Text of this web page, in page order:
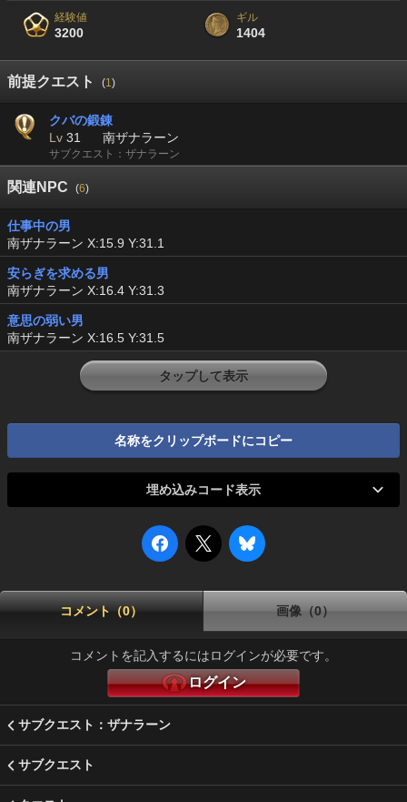
経験値
3200
ギル
1404
前提クエスト (1)
クバの鍛錬
Lv 31 南ザナラーン
サブクエスト：ザナラーン
関連NPC (6)
仕事中の男
南ザナラーン X:15.9 Y:31.1
安らぎを求める男
南ザナラーン X:16.4 Y:31.3
意思の弱い男
南ザナラーン X:16.5 Y:31.5
タップして表示
名称をクリップボードにコピー
埋め込みコード表示
コメント（0） 画像（0）
コメントを記入するにはログインが必要です。
ログイン
サブクエスト：ザナラーン
サブクエスト